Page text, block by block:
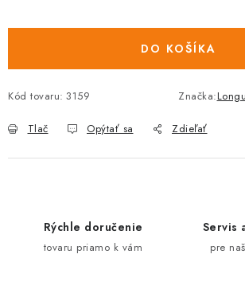
DO KOŠÍKA
Kód tovaru: 3159 Značka:
Tlač Opýtať sa Zdieľať
Rýchle doručenie
tovaru priamo k vám
Servis
pre